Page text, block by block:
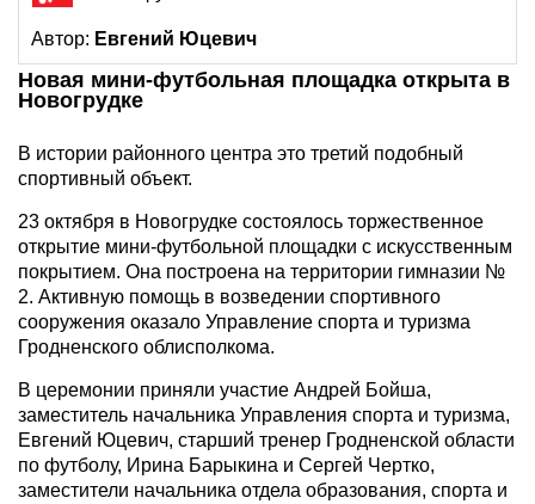
Автор: Евгений Юцевич
Новая мини-футбольная площадка открыта в
Новогрудке
В истории районного центра это третий подобный
спортивный объект.
23 октября в Новогрудке состоялось торжественное
открытие мини-футбольной площадки с искусственным
покрытием. Она построена на территории гимназии №
2. Активную помощь в возведении спортивного
сооружения оказало Управление спорта и туризма
Гродненского облисполкома.
В церемонии приняли участие Андрей Бойша,
заместитель начальника Управления спорта и туризма,
Евгений Юцевич, старший тренер Гродненской области
по футболу, Ирина Барыкина и Сергей Чертко,
заместители начальника отдела образования, спорта и